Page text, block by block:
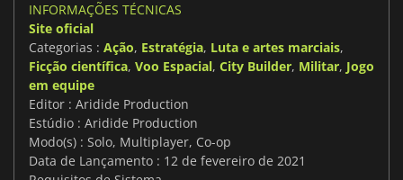
INFORMAÇÕES TÉCNICAS
Site oficial
Categorias : Ação, Estratégia, Luta e artes marciais,
Ficção científica, Voo Espacial, City Builder, Militar, Jogo
em equipe
Editor : Aridide Production
Estúdio : Aridide Production
Modo(s) : Solo, Multiplayer, Co-op
Data de Lançamento : 12 de fevereiro de 2021